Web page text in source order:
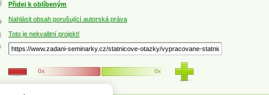
Přidej k oblíbeným
Nahlásit obsah porušující autorská práva
Toto je nekvalitní projekt!
0x 0x